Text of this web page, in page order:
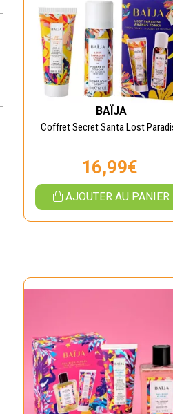
BAÏJA
Coffret Secret Santa Lost
16,99€
AJOUTER AU PANIER